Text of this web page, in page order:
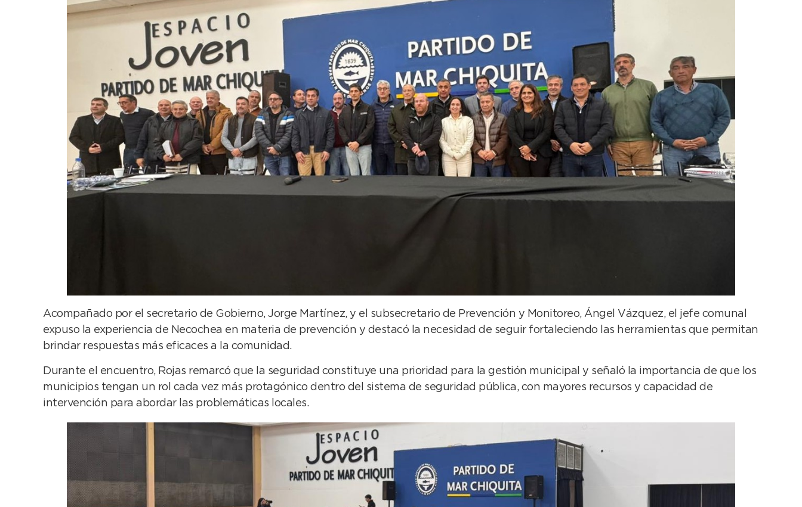
Acompañado por el secretario de Gobierno, Jorge Martínez, y el subsecretario de Prevención y Monitoreo, Ángel Vázquez, el jefe comunal
expuso la experiencia de Necochea en materia de prevención y destacó la necesidad de seguir fortaleciendo las herramientas que permitan
brindar respuestas más eficaces a la comunidad.
Durante el encuentro, Rojas remarcó que la seguridad constituye una prioridad para la gestión municipal y señaló la importancia de que los
municipios tengan un rol cada vez más protagónico dentro del sistema de seguridad pública, con mayores recursos y capacidad de
intervención para abordar las problemáticas locales.